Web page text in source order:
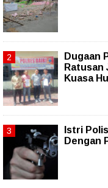
Dugaan
Ratusan
Kuasa
Istri
Dengan